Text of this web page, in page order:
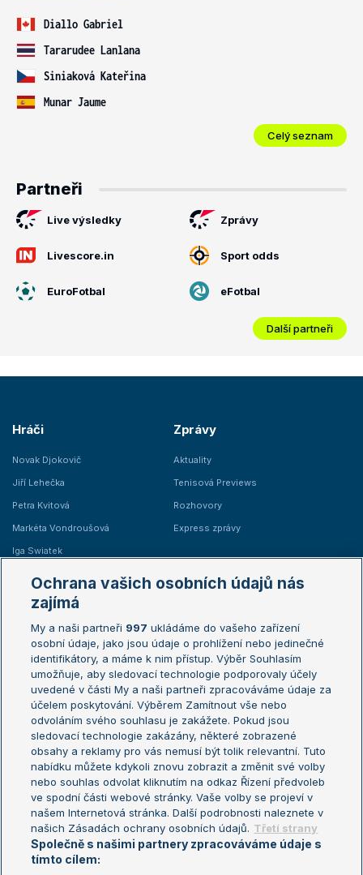
Diallo Gabriel
Tararudee Lanlana
Siniaková Kateřina
Munar Jaume
Celý seznam
Partneři
Live výsledky Zprávy
Livescore.in Sport odds
EuroFotbal eFotbal
Další partneři
Hráči
Novak Djokovič
Jiří Lehečka
Petra Kvitová
Markéta Vondroušová
Iga Swiatek
Zprávy
Aktuality
Tenisová Previews
Rozhovory
Express zprávy
Žebříčky
Žebříček ATP (muži)
Žebříček WTA (ženy)
Sázkařský žebříček
Australian Open
French Open
Wimbledon
US Open
Turnaj mistrů
Turnaj mistryň
Aktualní trendy
Fotbalové přestupy
Livesport Daily
LS Prague Open
Ochrana vašich osobních údajů nás
zajímá
My a naši partneři 997 ukládáme do vašeho zařízení
osobní údaje, jako jsou údaje o prohlížení nebo jedinečné
identifikátory, a máme k nim přístup. Výběr Souhlasím
umožňuje, aby sledovací technologie podporovaly účely
uvedené v části My a naši partneři zpracováváme údaje za
účelem poskytování. Výběrem Zamítnout vše nebo
odvoláním svého souhlasu je zakážete. Pokud jsou
sledovací technologie zakázány, některé zobrazené
obsahy a reklamy pro vás nemusí být tolik relevantní. Tuto
nabídku můžete kdykoli znovu zobrazit a změnit své volby
nebo souhlas odvolat kliknutím na odkaz Řízení předvoleb
ve spodní části webové stránky. Vaše volby se projeví v
našem Internetová stránka. Další podrobnosti naleznete v
našich Zásadách ochrany osobních údajů. Třetí strany
Společně s našimi partnery zpracováváme údaje s
tímto cílem: